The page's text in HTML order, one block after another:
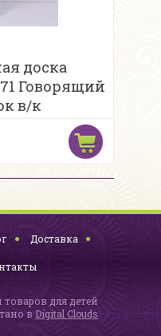
доска
Говорящий
в/к
Доставка
товаров для детей
в Digital Clouds